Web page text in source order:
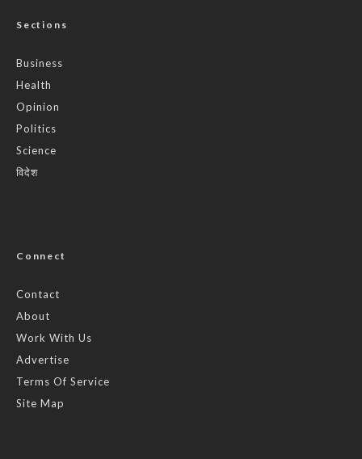
Sections
Business
Health
Opinion
Politics
Science
विदेश
Connect
Contact
About
Work With Us
Advertise
Terms Of Service
Site Map